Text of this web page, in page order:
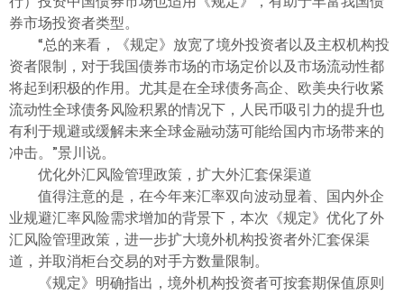
券市场投资者类型。
“总的来看，《规定》放宽了境外投资者以及主权机构投
资者限制，对于我国债券市场的市场定价以及市场流动性都
将起到积极的作用。尤其是在全球债务高企、欧美央行收紧
流动性全球债务风险积累的情况下，人民币吸引力的提升也
有利于规避或缓解未来全球金融动荡可能给国内市场带来的
冲击。”景川说。
优化外汇风险管理政策，扩大外汇套保渠道
值得注意的是，在今年来汇率双向波动显着、国内外企
业规避汇率风险需求增加的背景下，本次《规定》优化了外
汇风险管理政策，进一步扩大境外机构投资者外汇套保渠
道，并取消柜台交易的对手方数量限制。
《规定》明确指出，境外机构投资者可按套期保值原则